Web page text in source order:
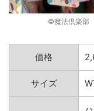
©︎魔法倶楽部
価格
サイズ